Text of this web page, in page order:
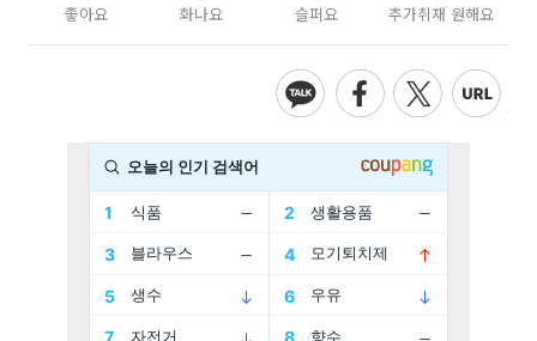
좋아요 화나요 슬퍼요 추가취재 원해요